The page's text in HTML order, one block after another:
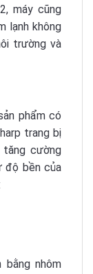
máy cũng
lạnh không
trường và
phẩm có
trang bị
tăng cường
độ bền của
nhôm